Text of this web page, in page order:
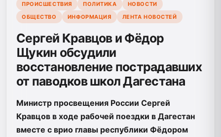
ПРОИСШЕСТВИЯ ПОЛИТИКА
НОВОСТИ
ОБЩЕСТВО
ИНФОРМАЦИЯ ЛЕНТА НОВОСТЕЙ
Сергей Кравцов и Фёдор
Щукин обсудили
восстановление пострадавших
от паводков школ Дагестана
Министр просвещения России Сергей
Кравцов в ходе рабочей поездки в Дагестан
вместе с врио главы республики Фёдором